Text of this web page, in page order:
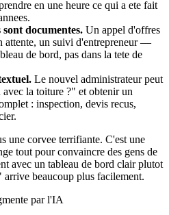
en une heure ce qui a ete fait
sont documentes. Un appel d'offres
attente, un suivi d'entrepreneur —
de bord, pas dans la tete de
Le nouvel administrateur peut
la toiture ?" et obtenir un
: inspection, devis recus,
une corvee terrifiante. C'est une
tout pour convaincre des gens de
avec un tableau de bord clair plutot
beaucoup plus facilement.
par l'IA